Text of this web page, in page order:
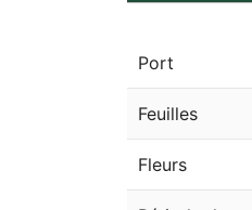
Port
Feuilles
Fleurs